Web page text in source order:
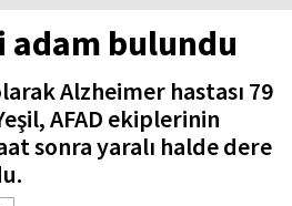
adam bulundu
Alzheimer hastası 79
AFAD ekiplerinin
sonra yaralı halde dere